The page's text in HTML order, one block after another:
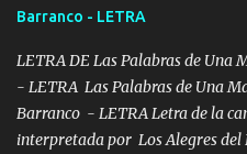
misma piedra me vuelvo a
en corto me tiró a per...
Barranco - LETRA
LETRA DE Las Palabras de Una
- LETRA Las Palabras de Una
Barranco - LETRA Letra de la
interpretada por Los Alegres